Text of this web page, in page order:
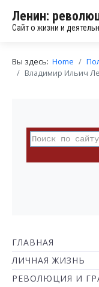
Ленин:
Сайт о жизни и
Вы здесь: Home
Владимир Ильич
ГЛАВНАЯ
ЛИЧНАЯ ЖИЗНЬ
РЕВОЛЮЦИЯ И